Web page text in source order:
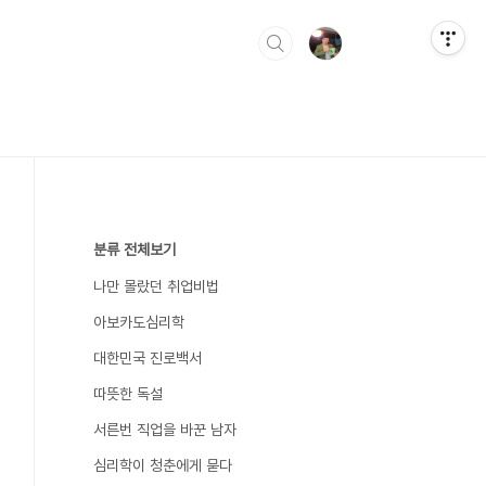
분류 전체보기
나만 몰랐던 취업비법
아보카도심리학
대한민국 진로백서
따뜻한 독설
서른번 직업을 바꾼 남자
심리학이 청춘에게 묻다